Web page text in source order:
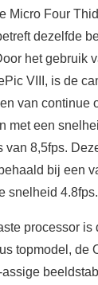
Micro Four
dezelfde
het gebruik
VIII, is de
van continue
met een
van 8,5fps.
bij een
snelheid 4.8fps.
processor
topmodel, de